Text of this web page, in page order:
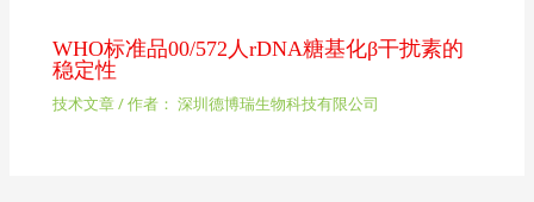
WHO标准品00/572人rDNA糖基化β干扰素的
稳定性
技术文章/ 作者： 深圳德博瑞生物科技有限公司